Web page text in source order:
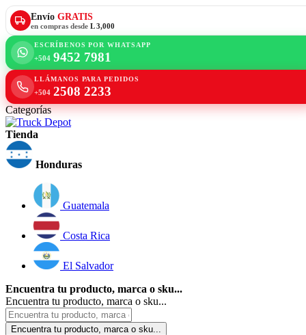
Envío GRATIS
en compras desde L 3,000
ESCRÍBENOS POR WHATSAPP
+504 9452 7981
LLÁMANOS PARA PEDIDOS
+504 2508 2233
Categorías
Tienda
Honduras
Guatemala
Costa Rica
El Salvador
Encuentra tu producto, marca o sku...
Encuentra tu producto, marca o sku...
Encuentra tu producto, marca o sku...